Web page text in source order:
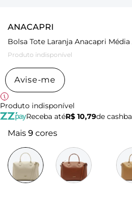
ANACAPRI
Bolsa Tote Laranja Anacapri
Produto indisponível
Avise-me
Produto indisponível
Receba atéR$ 10,79de
Mais 9 cores